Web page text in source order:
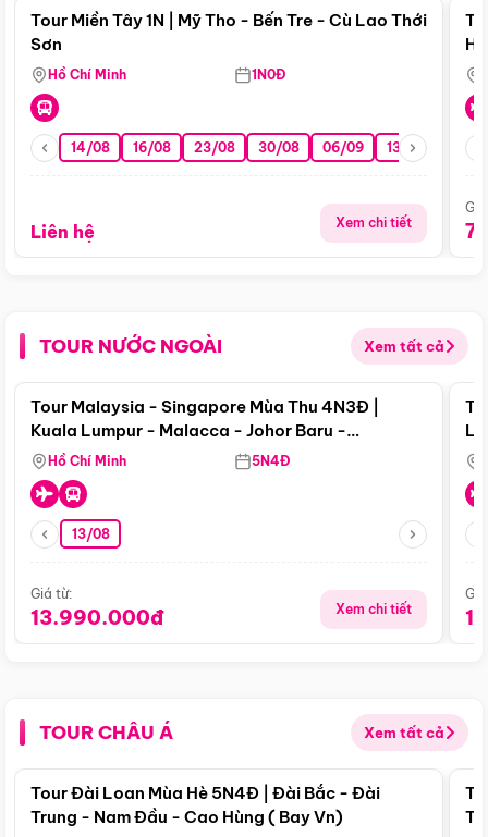
Tour Miền Tây 1N | Mỹ Tho - Bến Tre - Cù Lao Thới
Sơn
Hồ Chí Minh 1N0Đ
14/08 16/08 23/08 30/08 06/09 13/09 20/09
Liên hệ Xem chi tiết
TOUR NƯỚC NGOÀI Xem tất cả
Điểm nổi bật
Tour Malaysia - Singapore Mùa Thu 4N3Đ |
Kuala Lumpur - Malacca - Johor Baru -
Singapore
Hồ Chí Minh 5N4Đ
13/08
Giá từ:
13.990.000đ Xem chi tiết
TOUR CHÂU Á Xem tất cả
Điểm nổi bật
Tour Đài Loan Mùa Hè 5N4Đ | Đài Bắc - Đài
Trung - Nam Đầu - Cao Hùng ( Bay Vn)